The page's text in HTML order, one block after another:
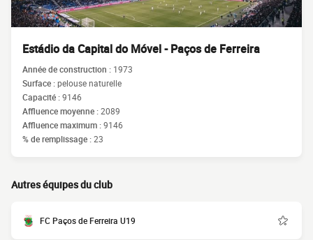
Estádio da Capital do Móvel - Paços de Ferreira
Année de construction : 1973
Surface :pelouse naturelle
Capacité :9146
Affluence moyenne :2089
Affluence maximum :9146
% de remplissage :23
Autres équipes du club
FC Paços de Ferreira U19